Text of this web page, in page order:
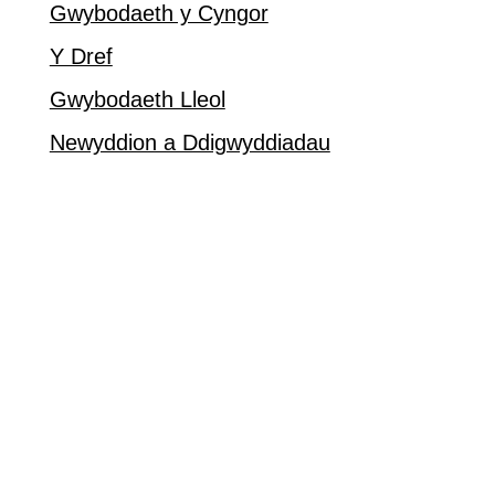
Gwybodaeth y Cyngor
Y Dref
Gwybodaeth Lleol
Newyddion a Ddigwyddiadau